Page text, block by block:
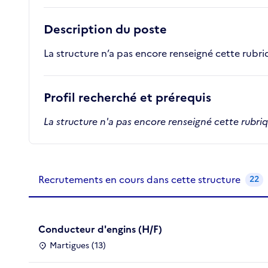
Description du poste
La structure n’a pas encore renseigné cette
Profil recherché et prérequis
La structure n'a pas encore renseigné cette
Recrutements de la structure
Recrutements en cours dans cette structure 22
Conducteur d'engins (H/F)
Martigues (13)